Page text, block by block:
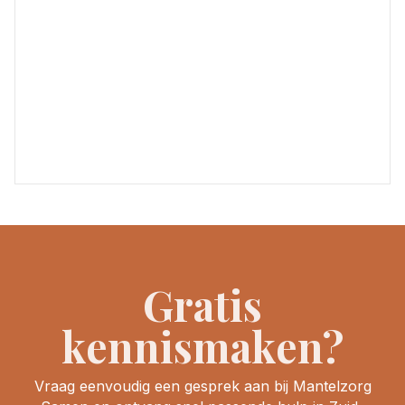
Gratis
kennismaken?
Vraag eenvoudig een gesprek aan bij Mantelzorg